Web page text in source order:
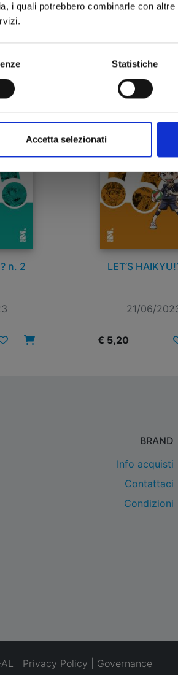
i quali potrebbero combinarle con
Statistiche
Accetta selezionati
€ 5,20
n. 2 LET’S
21/06/
€ 5,20
BRAND
Info acquisti
Contattaci
Condizioni
Privacy Policy Governance